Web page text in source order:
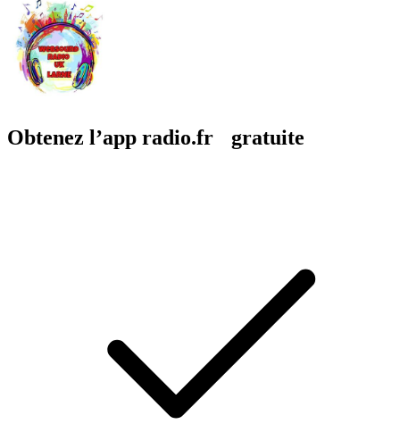
Obtenez l’app radio.fr gratuite